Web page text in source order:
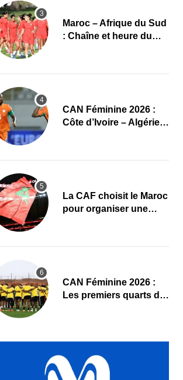
Maroc – Afrique du Sud
: Chaîne et heure du
CAN Féminine 2026 :
Côte d’Ivoire – Algérie,
La CAF choisit le Maroc
pour organiser une
CAN Féminine 2026 :
Les premiers quarts de